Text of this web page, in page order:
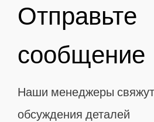
Отправьте
сообщение
Наши менеджеры
обсуждения деталей